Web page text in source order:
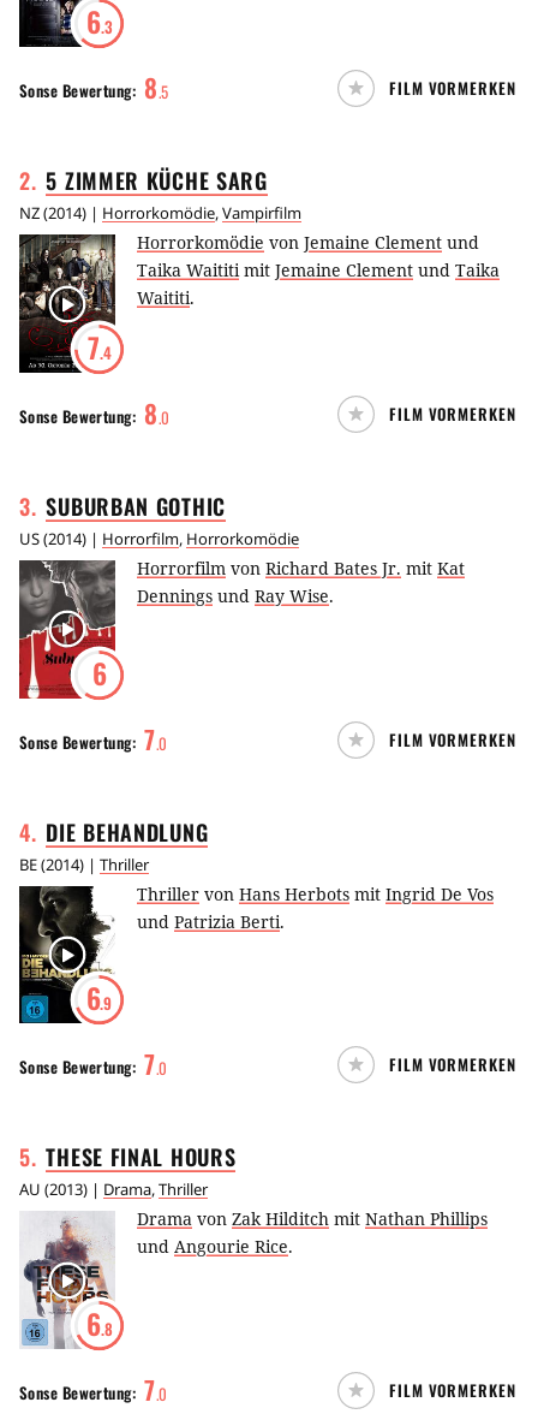
6.3
Sonse Bewertung: 8.5 FILM VORMERKEN
2. 5 ZIMMER KÜCHE SARG
NZ(2014) | Horrorkomödie,Vampirfilm
7.4
Horrorkomödie von Jemaine Clement und
Taika Waititimit Jemaine Clement und Taika
Waititi.
Sonse Bewertung: 8.0 FILM VORMERKEN
3. SUBURBAN GOTHIC
US(2014) | Horrorfilm, Horrorkomödie
6
Horrorfilm von Richard Bates Jr. mit Kat
Dennings und Ray Wise.
Sonse Bewertung: 7.0 FILM VORMERKEN
4. DIE BEHANDLUNG
BE(2014) | Thriller
6.9
Thriller von Hans Herbots mit Ingrid De Vos
und Patrizia Berti.
Sonse Bewertung: 7.0 FILM VORMERKEN
5. THESE FINAL HOURS
AU (2013) | Drama,Thriller
6.8
Drama von Zak Hilditch mit Nathan Phillips
und Angourie Rice.
Sonse Bewertung: 7.0 FILM VORMERKEN